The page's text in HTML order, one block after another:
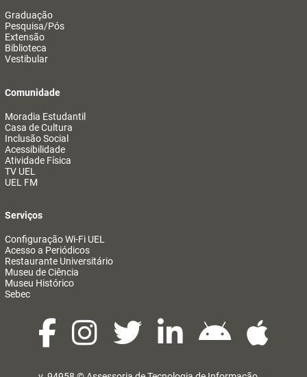
Graduação
Pesquisa/Pós
Extensão
Biblioteca
Vestibular
Comunidade
Moradia Estudantil
Casa de Cultura
Inclusão Social
Acessibilidade
Atividade Física
TV UEL
UEL FM
Serviços
Configuração Wi-Fi UEL
Acesso a Periódicos
Restaurante Universitário
Museu de Ciência
Museu Histórico
Sebec